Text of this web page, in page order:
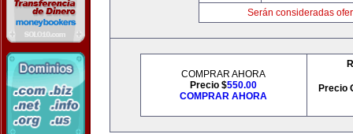
Serán consideradas
COMPRAR AHORA
Precio $550.00
COMPRAR AHORA
Precio